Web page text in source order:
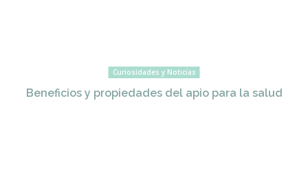
Curiosidades y Noticias
Beneficios y propiedades del apio para la salud